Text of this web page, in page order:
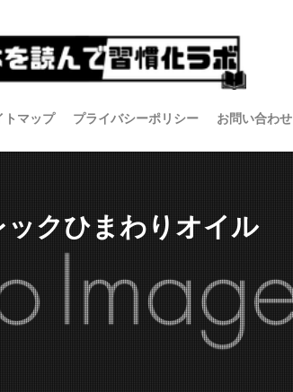
トマップ プライバシーポリシー お問い合わせ
クひまわりオイル